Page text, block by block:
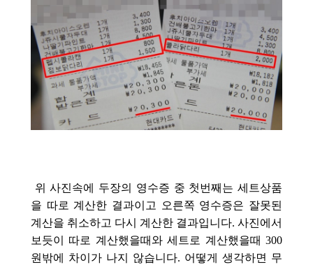
위 사진속에 두장의 영수증 중 첫번째는 세트상품
을 따로 계산한 결과이고 오른쪽 영수증은 잘못된
계산을 취소하고 다시 계산한 결과입니다. 사진에서
보듯이 따로 계산했을때와 세트로 계산했을때 300
원밖에 차이가 나지 않습니다. 어떻게 생각하면 무